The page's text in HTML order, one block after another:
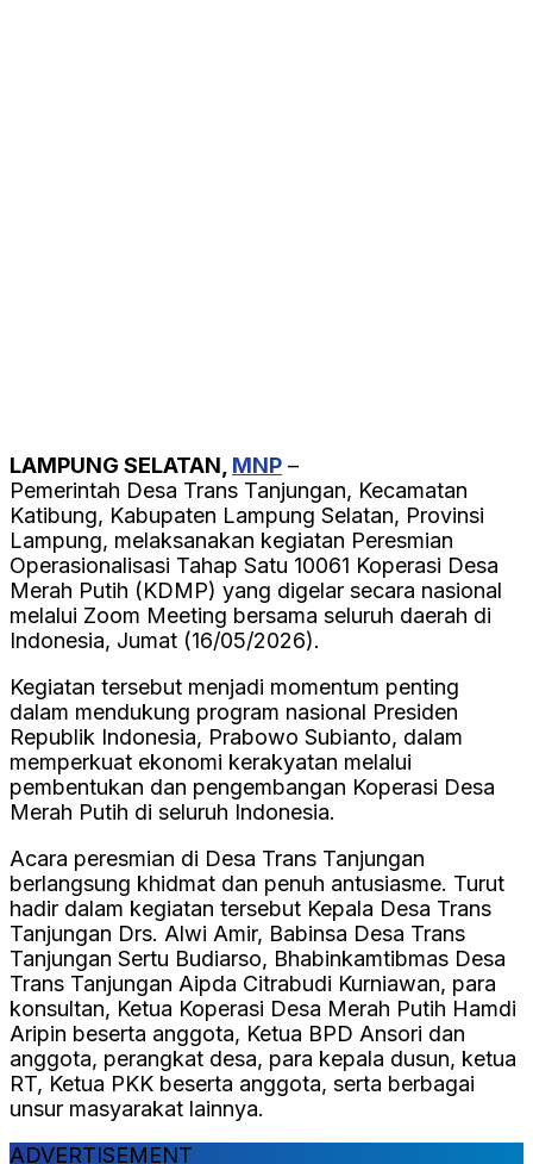
LAMPUNG SELATAN, MNP –
Pemerintah Desa Trans Tanjungan, Kecamatan
Katibung, Kabupaten Lampung Selatan, Provinsi
Lampung, melaksanakan kegiatan Peresmian
Operasionalisasi Tahap Satu 10061 Koperasi Desa
Merah Putih (KDMP) yang digelar secara nasional
melalui Zoom Meeting bersama seluruh daerah di
Indonesia, Jumat (16/05/2026).
Kegiatan tersebut menjadi momentum penting
dalam mendukung program nasional Presiden
Republik Indonesia, Prabowo Subianto, dalam
memperkuat ekonomi kerakyatan melalui
pembentukan dan pengembangan Koperasi Desa
Merah Putih di seluruh Indonesia.
Acara peresmian di Desa Trans Tanjungan
berlangsung khidmat dan penuh antusiasme. Turut
hadir dalam kegiatan tersebut Kepala Desa Trans
Tanjungan Drs. Alwi Amir, Babinsa Desa Trans
Tanjungan Sertu Budiarso, Bhabinkamtibmas Desa
Trans Tanjungan Aipda Citrabudi Kurniawan, para
konsultan, Ketua Koperasi Desa Merah Putih Hamdi
Aripin beserta anggota, Ketua BPD Ansori dan
anggota, perangkat desa, para kepala dusun, ketua
RT, Ketua PKK beserta anggota, serta berbagai
unsur masyarakat lainnya.
ADVERTISEMENT